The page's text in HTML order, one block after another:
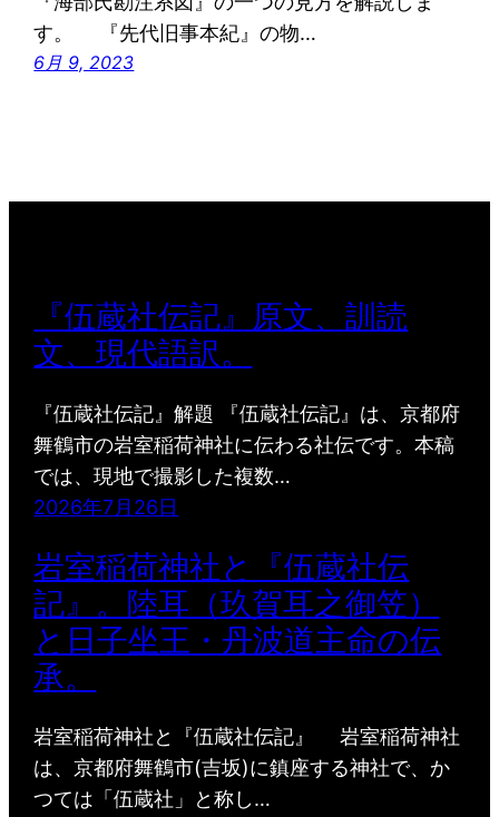
す。 『先代旧事本紀』の物…
6月 9, 2023
『伍蔵社伝記』原文、訓読
文、現代語訳。
『伍蔵社伝記』解題 『伍蔵社伝記』は、京都府
舞鶴市の岩室稲荷神社に伝わる社伝です。本稿
では、現地で撮影した複数…
2026年7月26日
岩室稲荷神社と『伍蔵社伝
記』。陸耳（玖賀耳之御笠）
と日子坐王・丹波道主命の伝
承。
岩室稲荷神社と『伍蔵社伝記』 岩室稲荷神社
は、京都府舞鶴市(吉坂)に鎮座する神社で、か
つては「伍蔵社」と称し…